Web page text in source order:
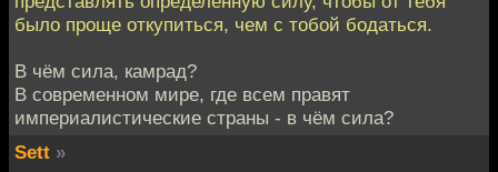
было проще откупиться, чем с тобой бодаться.
В чём сила, камрад?
В современном мире, где всем правят
империалистические страны - в чём сила?
Sett »